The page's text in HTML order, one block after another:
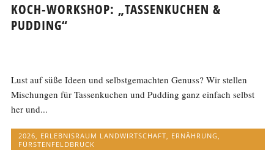
KOCH-WORKSHOP: „TASSENKUCHEN &
PUDDING“
Lust auf süße Ideen und selbstgemachten Genuss? Wir stellen
Mischungen für Tassenkuchen und Pudding ganz einfach selbst
her und...
2026, ERLEBNISRAUM LANDWIRTSCHAFT, ERNÄHRUNG,
FÜRSTENFELDBRUCK